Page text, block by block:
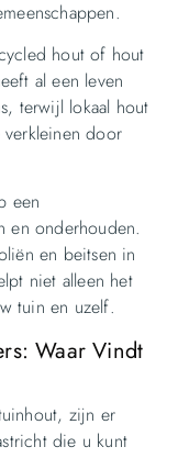
hout of hout
al een leven
terwijl lokaal hout
door
een
en onderhouden.
en beitsen in
niet alleen het
tuin en uzelf.
Waar Vindt
zijn er
die u kunt